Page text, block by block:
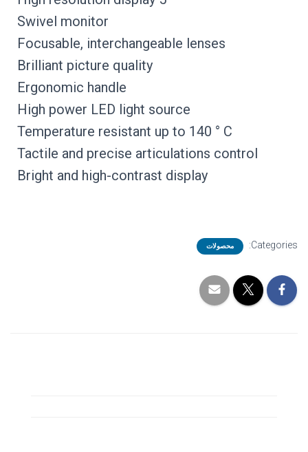
Swivel monitor
Focusable, interchangeable lenses
Brilliant picture quality
Ergonomic handle
High power LED light source
Temperature resistant up to 140 ° C
Tactile and precise articulations control
Bright and high-contrast display
Categories: محصولات